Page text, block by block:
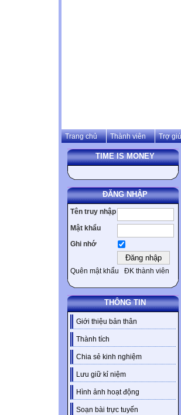
Trang chủ Thành viên Trợ
TIME IS MONEY
ĐĂNG NHẬP
Tên truy nhập
Mật khẩu
Ghi nhớ
Quên mật khẩu ĐK thành viên
THÔNG TIN
Giới thiệu bản thân
Thành tích
Chia sẻ kinh nghiệm
Lưu giữ kỉ niệm
Hình ảnh hoạt động
Soạn bài trực tuyến